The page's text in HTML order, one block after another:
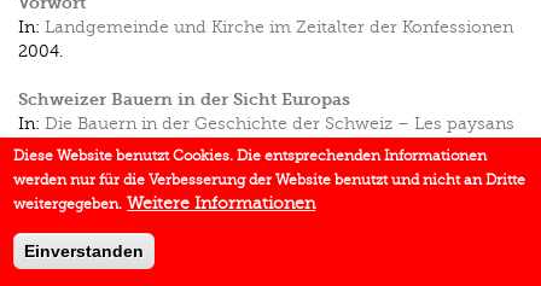
In: Landgemeinde und Kirche im Zeitalter der Konfessionen
2004.
Schweizer Bauern in der Sicht Europas
In: Die Bauern in der Geschichte der Schweiz – Les paysans
dans l'histoire de la Suisse
1992.
Diese Website benutzt Cookies. Die entsprechenden Informationen
werden nur für die Verbesserung der Website benutzt und nicht an Dritte
weitergegeben. Weitere Informationen
Einverstanden